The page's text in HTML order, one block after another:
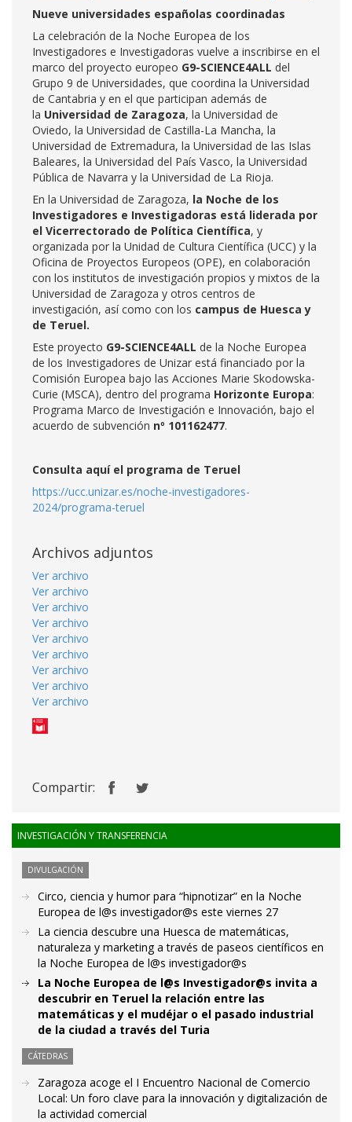
Nueve universidades españolas coordinadas
La celebración de la Noche Europea de los
Investigadores e Investigadoras vuelve a inscribirse en el
marco del proyecto europeo G9-SCIENCE4ALL del
Grupo 9 de Universidades, que coordina la Universidad
de Cantabria y en el que participan además de
la Universidad de Zaragoza, la Universidad de
Oviedo, la Universidad de Castilla-La Mancha, la
Universidad de Extremadura, la Universidad de las Islas
Baleares, la Universidad del País Vasco, la Universidad
Pública de Navarra y la Universidad de La Rioja.
En la Universidad de Zaragoza, la Noche de los
Investigadores e Investigadoras está liderada por
el Vicerrectorado de Política Científica, y
organizada por la Unidad de Cultura Científica (UCC) y la
Oficina de Proyectos Europeos (OPE), en colaboración
con los institutos de investigación propios y mixtos de la
Universidad de Zaragoza y otros centros de
investigación, así como con los campus de Huesca y
de Teruel.
Este proyecto G9-SCIENCE4ALL de la Noche Europea
de los Investigadores de Unizar está financiado por la
Comisión Europea bajo las Acciones Marie Skodowska-
Curie (MSCA), dentro del programa Horizonte Europa:
Programa Marco de Investigación e Innovación, bajo el
acuerdo de subvención nº 101162477.
Consulta aquí el programa de Teruel
https://ucc.unizar.es/noche-investigadores-
2024/programa-teruel
Archivos adjuntos
Ver archivo
Ver archivo
Ver archivo
Ver archivo
Ver archivo
Ver archivo
Ver archivo
Ver archivo
Ver archivo
Compartir:
INVESTIGACIÓN Y TRANSFERENCIA
DIVULGACIÓN
Circo, ciencia y humor para “hipnotizar” en la Noche
Europea de l@s investigador@s este viernes 27
La ciencia descubre una Huesca de matemáticas,
naturaleza y marketing a través de paseos científicos en
la Noche Europea de l@s investigador@s
La Noche Europea de l@s Investigador@s invita a
descubrir en Teruel la relación entre las
matemáticas y el mudéjar o el pasado industrial
de la ciudad a través del Turia
CÁTEDRAS
Zaragoza acoge el I Encuentro Nacional de Comercio
Local: Un foro clave para la innovación y digitalización de
la actividad comercial